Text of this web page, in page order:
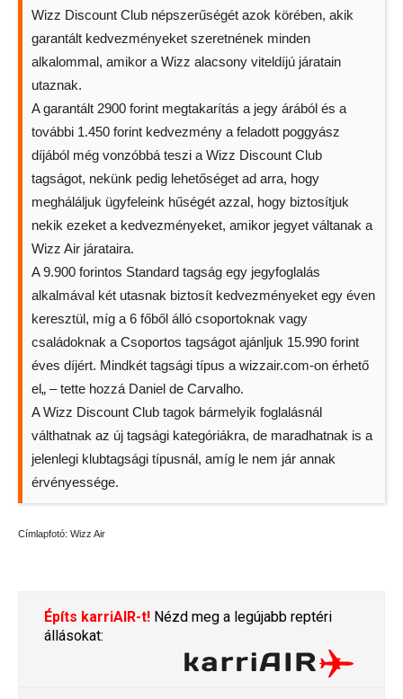
Wizz Discount Club népszerűségét azok körében, akik
garantált kedvezményeket szeretnének minden
alkalommal, amikor a Wizz alacsony viteldíjú járatain
utaznak.
A garantált 2900 forint megtakarítás a jegy árából és a
további 1.450 forint kedvezmény a feladott poggyász
díjából még vonzóbbá teszi a Wizz Discount Club
tagságot, nekünk pedig lehetőséget ad arra, hogy
megháláljuk ügyfeleink hűségét azzal, hogy biztosítjuk
nekik ezeket a kedvezményeket, amikor jegyet váltanak a
Wizz Air járataira.
A 9.900 forintos Standard tagság egy jegyfoglalás
alkalmával két utasnak biztosít kedvezményeket egy éven
keresztül, míg a 6 főből álló csoportoknak vagy
családoknak a Csoportos tagságot ajánljuk 15.990 forint
éves díjért. Mindkét tagsági típus a wizzair.com-on érhető
el„ – tette hozzá Daniel de Carvalho.
A Wizz Discount Club tagok bármelyik foglalásnál
válthatnak az új tagsági kategóriákra, de maradhatnak is a
jelenlegi klubtagsági típusnál, amíg le nem jár annak
érvényessége.
Címlapfotó: Wizz Air
Építs karriAIR-t! Nézd meg a legújabb reptéri
állásokat: